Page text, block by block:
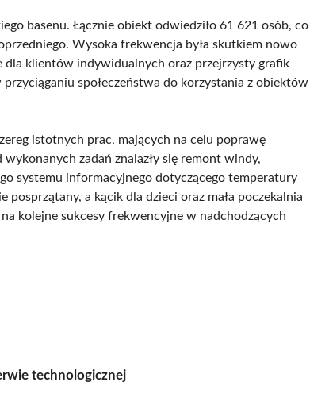
basenu. Łącznie obiekt odwiedziło 61 621 osób, co
Wysoka frekwencja była skutkiem nowo
klientów indywidualnych oraz przejrzysty grafik
społeczeństwa do korzystania z obiektów
istotnych prac, mających na celu poprawę
zadań znalazły się remont windy,
systemu informacyjnego dotyczącego temperatury
a kącik dla dzieci oraz mała poczekalnia
kolejne sukcesy frekwencyjne w nadchodzących
technologicznej